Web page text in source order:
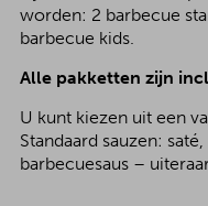
worden: 2 barbecue
barbecue kids.
Alle pakketten zijn
U kunt kiezen uit een
Standaard sauzen:
barbecuesaus –